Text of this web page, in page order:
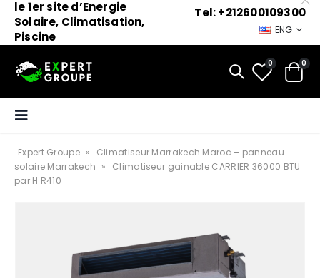
le 1er site d’Energie
Solaire, Climatisation,
Piscine
Tel: +212600109300
ENG
0 0
Expert Groupe »
Climatiseur Marrakech Maroc – panneau
solaire Marrakech »
Climatiseur gainable CARRIER 36000 BTU
par H R410